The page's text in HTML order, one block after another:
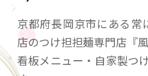
京都府長岡京市にある常
店のつけ担担麺専門店『
看板メニュー・自家製つ